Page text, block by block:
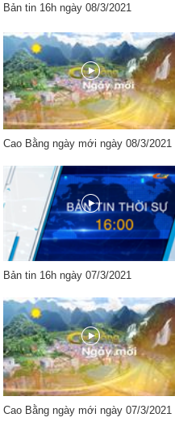
Bản tin 16h ngày 08/3/2021
Cao Bằng ngày mới ngày 08/3/2021
Bản tin 16h ngày 07/3/2021
Cao Bằng ngày mới ngày 07/3/2021